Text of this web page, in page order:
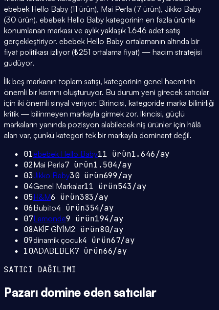
ebebek Hello Baby (11 ürün), Mai Perla (7 ürün), Jikko Baby
(30 ürün). ebebek Hello Baby kategorinin en fazla ürünle
konumlanan markası ve aylık yaklaşık 1.646 adet satış
gerçekleştiriyor. ebebek Hello Baby ortalamanın altında bir
fiyat politikası izliyor (₺251 ortalama fiyat) — hacim stratejisi
güdüyor.
İlk beş markanın toplam satışı, kategorinin genel hacminin
önemli bir kısmını oluşturuyor. Bu durum yeni girecek satıcılar
için iki önemli sinyal veriyor: Birincisi, kategoride marka bilinirliği
kritik — bilinmeyen markayla girmek zor. İkincisi, güçlü
markaların yanında pozisyon alabilecek niş ürünler için hâlâ
alan var, çünkü kategori tek bir markayla dominant değil.
01ebebek Hello Baby11 ürün1.646/ay
02Mai Perla7ürün1.504/ay
03Jikko Baby30ürün699/ay
04Genel Markalar11 ürün543/ay
05H&M6 ürün383/ay
06Bubito4 ürün354/ay
07Lamonde9 ürün194/ay
08AKİF GİYİM2 ürün80/ay
09dinamik çocuk4 ürün67/ay
10ADABEBEK7ürün66/ay
SATICI DAĞILIMI
Pazarı domine eden satıcılar